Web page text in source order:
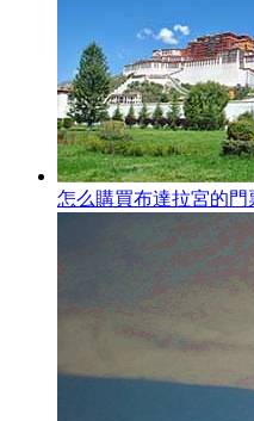
怎么購買布達拉宮的門